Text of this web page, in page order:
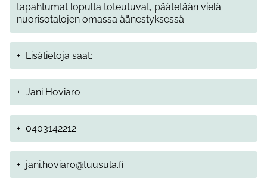
tapahtumat lopulta toteutuvat, päätetään vielä
nuorisotalojen omassa äänestyksessä.
+ Lisätietoja saat:
+ Jani Hoviaro
+ 0403142212
+ jani.hoviaro@tuusula.fi